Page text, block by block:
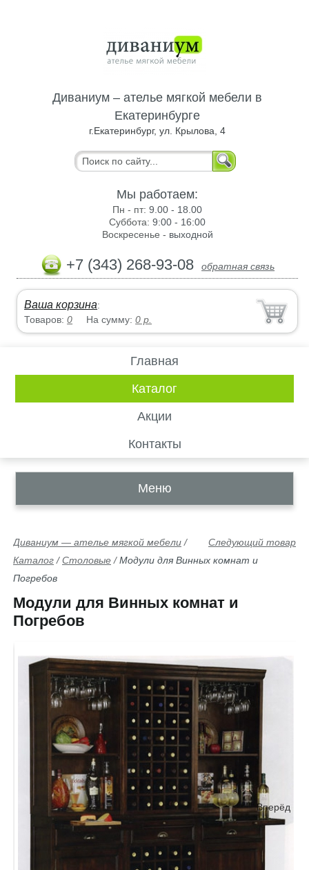
Диваниум – ателье мягкой мебели в
Екатеринбурге
г.Екатеринбург, ул. Крылова, 4
Мы работаем:
Пн - пт:9.00 - 18.00
Суббота:9:00 - 16:00
Воскресенье - выходной
+7 (343) 268-93-08 обратная связь
Ваша корзина:
Товаров:0 На сумму:0 р.
Главная
Каталог
Акции
Контакты
Меню
Следующий товар
Диваниум — ателье мягкой мебели /
Каталог /Столовые /Модули для Винных комнат и
Погребов
Модули для Винных комнат и
Погребов
Вперёд